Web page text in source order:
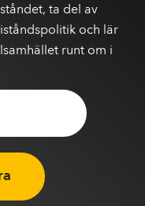
ta del av
och lär
runt om i